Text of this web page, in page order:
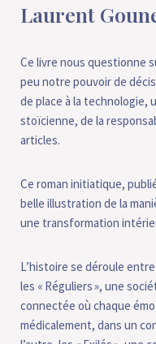
Laurent
Ce livre nous questionne
peu notre pouvoir de
de place à la technologie,
stoïcienne, de la
articles.
Ce roman initiatique,
belle illustration de la
une transformation
L’histoire se déroule
les « Réguliers », une
connectée où chaque
médicalement, dans un